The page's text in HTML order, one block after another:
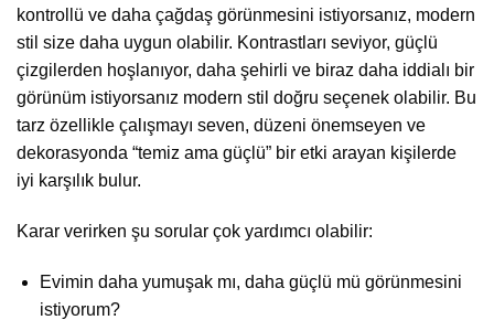
kontrollü ve daha çağdaş görünmesini istiyorsanız, modern
stil size daha uygun olabilir. Kontrastları seviyor, güçlü
çizgilerden hoşlanıyor, daha şehirli ve biraz daha iddialı bir
görünüm istiyorsanız modern stil doğru seçenek olabilir. Bu
tarz özellikle çalışmayı seven, düzeni önemseyen ve
dekorasyonda “temiz ama güçlü” bir etki arayan kişilerde
iyi karşılık bulur.
Karar verirken şu sorular çok yardımcı olabilir:
Evimin daha yumuşak mı, daha güçlü mü görünmesini
istiyorum?